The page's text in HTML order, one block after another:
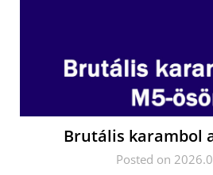
Brutális karambol
Posted on